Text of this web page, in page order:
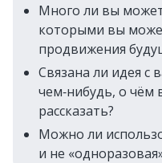
Много ли вы
которыми вы
продвижения
Связана ли идея с
чем‑нибудь, о чём
рассказать?
Можно ли
и не